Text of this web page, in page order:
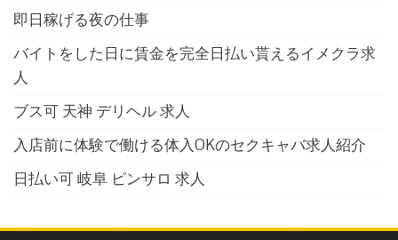
即日稼げる夜の仕事
バイトをした日に賃金を完全日払い貰えるイメクラ求
人
ブス可 天神 デリヘル 求人
入店前に体験で働ける体入OKのセクキャバ求人紹介
日払い可 岐阜 ピンサロ 求人